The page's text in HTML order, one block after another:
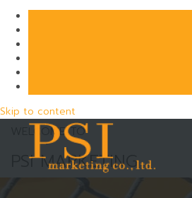
Skip to content
WELCOME TO
PSI MARKETING